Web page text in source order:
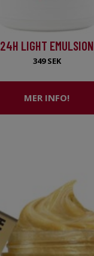
24H LIGHT EMULSION
349 SEK
MER INFO!